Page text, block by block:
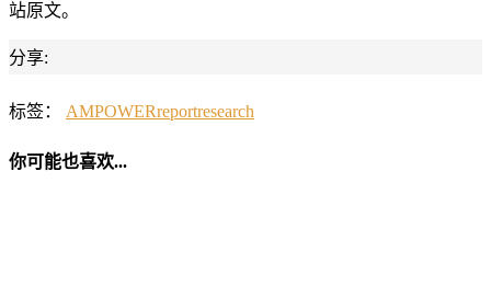
站原文。
分享:
标签： AMPOWERreportresearch
你可能也喜欢...